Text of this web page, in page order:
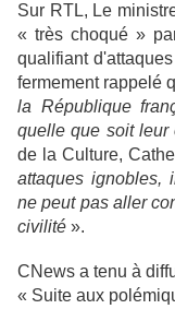
Sur RTL, Le
« très choqué »
qualifiant
fermement rappelé
la République
quelle que soit leur
de la Culture,
attaques ignobles,
ne peut pas aller
civilité ».
CNews a tenu à
« Suite aux